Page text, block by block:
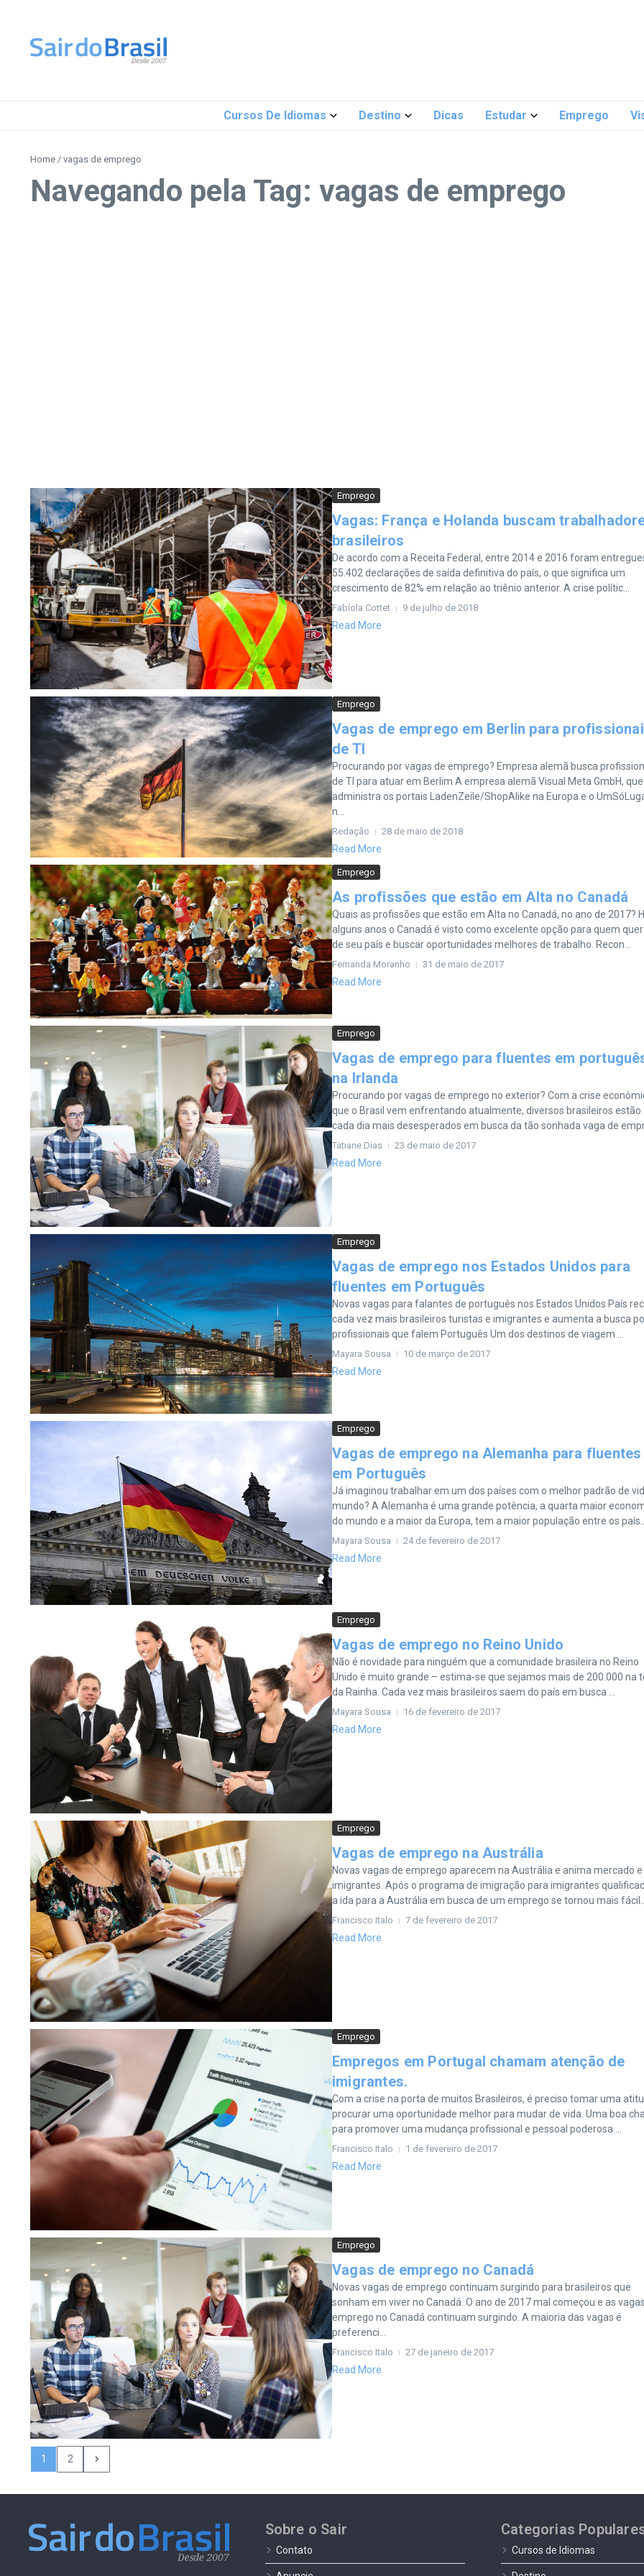
Cursos De Idiomas Destino Dicas Estudar Emprego
Home / vagas de emprego
Navegando pela Tag: vagas de emprego
Emprego
Vagas: França e Holanda buscam
brasileiros
De acordo com a Receita Federal, entre 2014 e 2016 foram
55.402 declarações de saída definitiva do país, o que significa um
crescimento de 82% em relação ao triênio anterior. A crise polític...
Fabíola Cottet 9 de julho de 2018
Read More
Emprego
Vagas de emprego em Berlin para
de TI
Procurando por vagas de emprego? Empresa alemã busca
de TI para atuar em Berlim A empresa alemã Visual Meta GmbH, que
administra os portais LadenZeile/ShopAlike na Europa e o
n...
Redação 28 de maio de 2018
Read More
Emprego
As profissões que estão em Alta no Canadá
Quais as profissões que estão em Alta no Canadá, no ano de 2017?
alguns anos o Canadá é visto como excelente opção para quem
de seu país e buscar oportunidades melhores de trabalho. Recon...
Fernanda Moranho 31 de maio de 2017
Read More
Emprego
Vagas de emprego para fluentes em
na Irlanda
Procurando por vagas de emprego no exterior? Com a crise
que o Brasil vem enfrentando atualmente, diversos brasileiros estão
cada dia mais desesperados em busca da tão sonhada vaga de
Tatiane Dias 23 de maio de 2017
Read More
Emprego
Vagas de emprego nos Estados Unidos para
fluentes em Português
Novas vagas para falantes de português nos Estados Unidos País
cada vez mais brasileiros turistas e imigrantes e aumenta a busca
profissionais que falem Português Um dos destinos de viagem ...
Mayara Sousa 10 de março de 2017
Read More
Emprego
Vagas de emprego na Alemanha para fluentes
em Português
Já imaginou trabalhar em um dos países com o melhor padrão de
mundo? A Alemanha é uma grande potência, a quarta maior
do mundo e a maior da Europa, tem a maior população entre os país...
Mayara Sousa 24 de fevereiro de 2017
Read More
Emprego
Vagas de emprego no Reino Unido
Não é novidade para ninguém que a comunidade brasileira no Reino
Unido é muito grande – estima-se que sejamos mais de 200.000 na
da Rainha. Cada vez mais brasileiros saem do país em busca ...
Mayara Sousa 16 de fevereiro de 2017
Read More
Emprego
Vagas de emprego na Austrália
Novas vagas de emprego aparecem na Austrália e anima mercado e
imigrantes. Após o programa de imigração para imigrantes
a ida para a Austrália em busca de um emprego se tornou mais
Francisco Italo 7 de fevereiro de 2017
Read More
Emprego
Empregos em Portugal chamam atenção de
imigrantes.
Com a crise na porta de muitos Brasileiros, é preciso tomar uma
procurar uma oportunidade melhor para mudar de vida. Uma boa
para promover uma mudança profissional e pessoal poderosa ...
Francisco Italo 1 de fevereiro de 2017
Read More
Emprego
Vagas de emprego no Canadá
Novas vagas de emprego continuam surgindo para brasileiros que
sonham em viver no Canadá. O ano de 2017 mal começou e as
emprego no Canadá continuam surgindo. A maioria das vagas é
preferenci...
Francisco Italo 27 de janeiro de 2017
Read More
1 2
Sobre o Sair
Contato
Categorias
Cursos de Idiomas